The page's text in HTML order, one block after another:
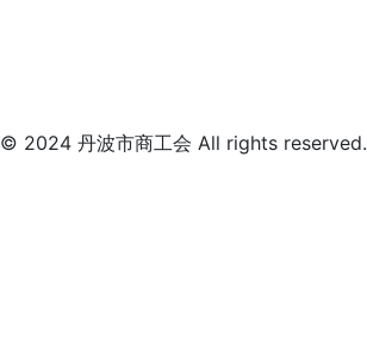
© 2024 丹波市商工会 All rights reserved.